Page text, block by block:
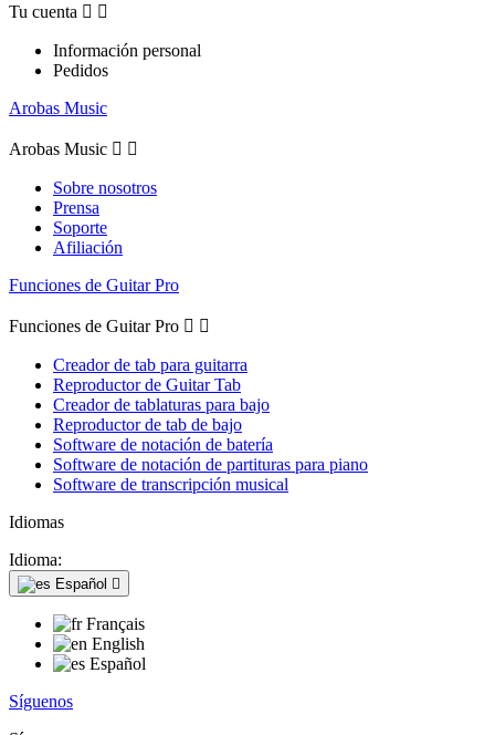
Tu cuenta  
Información personal
Pedidos
Arobas Music
Arobas Music  
Sobre nosotros
Prensa
Soporte
Afiliación
Funciones de Guitar Pro
Funciones de Guitar Pro  
Creador de tab para guitarra
Reproductor de Guitar Tab
Creador de tablaturas para bajo
Reproductor de tab de bajo
Software de notación de batería
Software de notación de partituras para piano
Software de transcripción musical
Idiomas
Idioma:
Español 
Français
English
Español
Síguenos